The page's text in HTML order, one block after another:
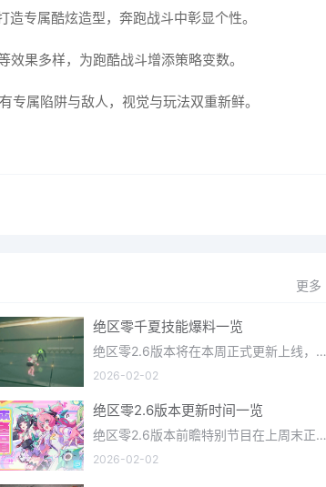
专属酷炫造型，奔跑战斗中彰显个性。
果多样，为跑酷战斗增添策略变数。
属陷阱与敌人，视觉与玩法双重新鲜。
更多
绝区零千夏技能爆料一览
绝区零2.6版本将在本周正式更新上线，上周的前瞻直播官方给玩家们带来关于最新版本的卡池信息和相关活动内容，
2026-02-02
绝区零2.6版本更新时间一览
绝区零2.6版本前瞻特别节目在上周末正式播出，官方给玩家们带来了许多关于最新版本的相关资讯和上线时间，不少
2026-02-02